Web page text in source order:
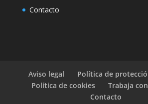
panel
panel
Contacto
Aviso legal
Política de
Política de cookies
Trabaja
Contacto